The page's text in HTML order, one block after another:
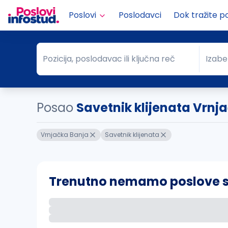
Poslovi Poslodavci Dok tražite
Pozicija, poslodavac ili ključna reč
Pozicija, poslodavac ili ključna reč Grad
Posao Savetnik klijenata
Vrnjačka Banja Savetnik klijenata
Trenutno nemamo poslove